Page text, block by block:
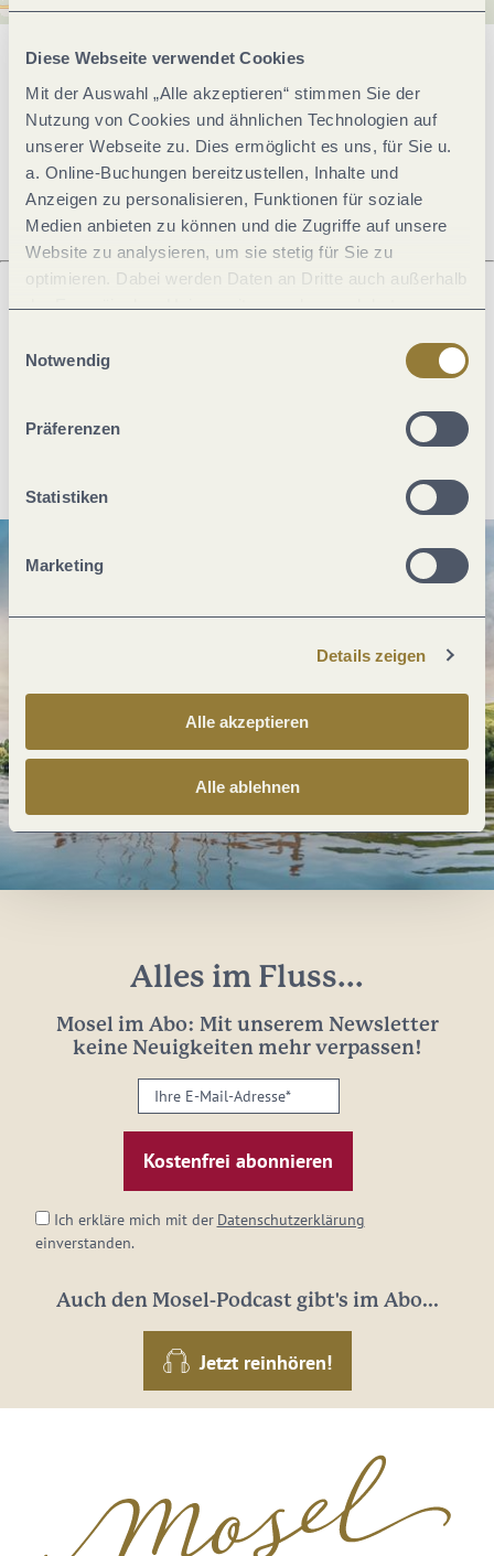
Diese Webseite verwendet Cookies
Mit der Auswahl „Alle akzeptieren“ stimmen Sie der
Nutzung von Cookies und ähnlichen Technologien auf
unserer Webseite zu. Dies ermöglicht es uns, für Sie u.
a. Online-Buchungen bereitzustellen, Inhalte und
Anzeigen zu personalisieren, Funktionen für soziale
Medien anbieten zu können und die Zugriffe auf unsere
Website zu analysieren, um sie stetig für Sie zu
optimieren. Dabei werden Daten an Dritte auch außerhalb
der Europäischen Union weitergegeben und dort
jederzeit widerrufen werden. Mit der Auswahl "Alle
ablehnen" kann es zu Beeinträchtigungen in der Nutzung
Notwendig
Präferenzen
Statistiken
Marketing
Details zeigen
Alle akzeptieren
Alle ablehnen
Ruhetage
PDF erzeugen
Alles im Fluss...
Mosel im Abo: Mit unserem Newsletter
keine Neuigkeiten mehr verpassen!
Ihre
E-
Mail-
Adresse:
Ich erkläre mich mit der Datenschutzerklärung
einverstanden.
Auch den Mosel-Podcast gibt's im Abo...
Jetzt reinhören!